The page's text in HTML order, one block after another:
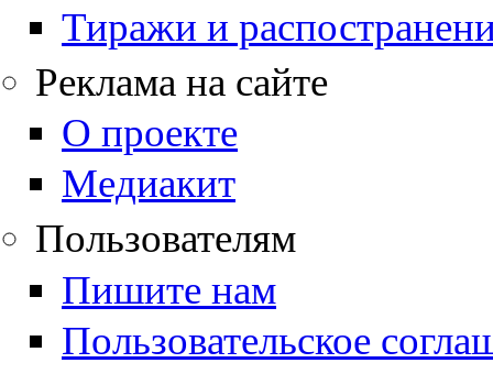
Тиражи и
Реклама на сайте
О проекте
Медиакит
Пользователям
Пишите нам
Пользовательское